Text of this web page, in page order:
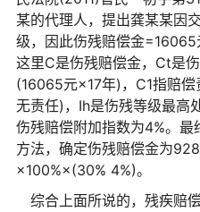
某的代理人，提出龚某某因
级，因此伤残赔偿金
这里C是伤残赔偿金，Ct是
(16065元×17年)，C1指赔
无责任)，Ih是伤残等级最高
伤残赔偿附加指数为4%。
方法，确定伤残赔偿金为
×100%×(30% 4%)。
综合上面所说的，残疾赔